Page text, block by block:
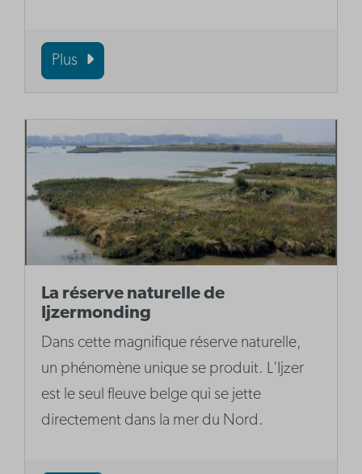
Plus
La réserve naturelle de
Ijzermonding
Dans cette magnifique réserve naturelle,
un phénomène unique se produit. L'Ijzer
est le seul fleuve belge qui se jette
directement dans la mer du Nord.